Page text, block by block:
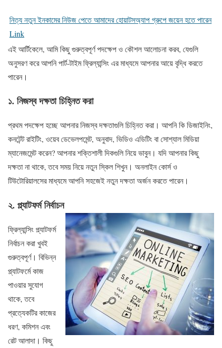
নিত্য নতুন ইনকামের নিউজ পেতে আমাদের হোয়াটসঅ্যাপ গ্রুপে জয়েন হতে পারেন
Link
এই আর্টিকেলে, আমি কিছু গুরুত্বপূর্ণ পদক্ষেপ ও কৌশল আলোচনা করব, যেগুলি
অনুসরণ করে আপনি পার্ট-টাইম ফ্রিল্যান্সিং এর মাধ্যমে আপনার আয়ে বৃদ্ধি করতে
পারেন।
১. নিজস্ব দক্ষতা চিহ্নিত করা
প্রথম পদক্ষেপ হচ্ছে আপনার নিজস্ব দক্ষতাগুলি চিহ্নিত করা। আপনি কি ডিজাইনিং,
কনটেন্ট রাইটিং, ওয়েব ডেভেলপমেন্ট, অনুবাদ, ভিডিও এডিটিং বা সোশ্যাল মিডিয়া
ম্যানেজমেন্ট করেন? আপনার শক্তিশালী দিকগুলি নিয়ে ভাবুন। যদি আপনার কিছু
দক্ষতা না থাকে, তবে সময় নিয়ে নতুন স্কিল শিখুন। অনলাইন কোর্স ও
টিউটোরিয়ালসের মাধ্যমে আপনি সহজেই নতুন দক্ষতা অর্জন করতে পারেন।
২. প্ল্যাটফর্ম নির্বাচন
ফ্রিল্যান্সিং প্ল্যাটফর্ম
নির্বাচন করা খুবই
গুরুত্বপূর্ণ। বিভিন্ন
প্ল্যাটফর্মে কাজ
পাওয়ার সুযোগ
থাকে, তবে
প্রত্যেকটির কাজের
ধরণ, কমিশন এবং
রেট আলাদা। কিছু